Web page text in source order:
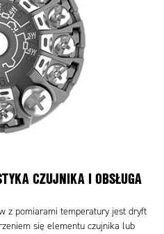
CZUJNIKA I OBSŁUGA
z pomiarami temperatury jest dryft
się elementu czujnika lub